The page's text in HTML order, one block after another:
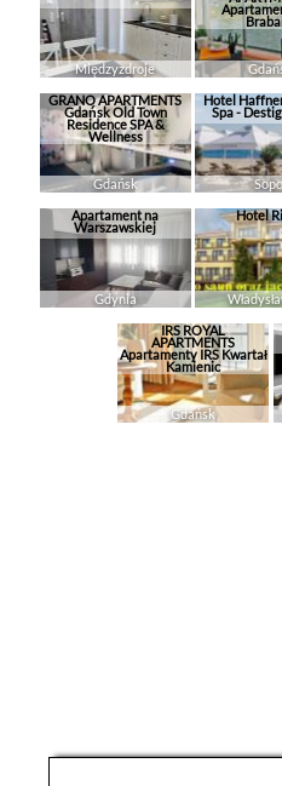
Międzyzdroje
GRANO APARTMENTS
Gdańsk Old Town
Residence SPA &
Wellness
Gdańsk
Hotel
Spa -
Apartament na
Warszawskiej
Gdynia
Hotel
IRS ROYAL
APARTMENTS
Apartamenty IRS Kwartał
Kamienic
Gdańsk